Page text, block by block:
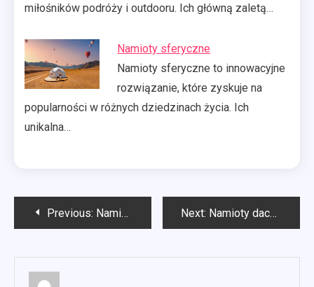
miłośników podróży i outdooru. Ich główną zaletą…
Namioty sferyczne
Namioty sferyczne to innowacyjne
rozwiązanie, które zyskuje na
popularności w różnych dziedzinach życia. Ich
unikalna…
Nawigacja
Previous: Namioty dachowe 4×4 Next: Namioty dachowe offroad